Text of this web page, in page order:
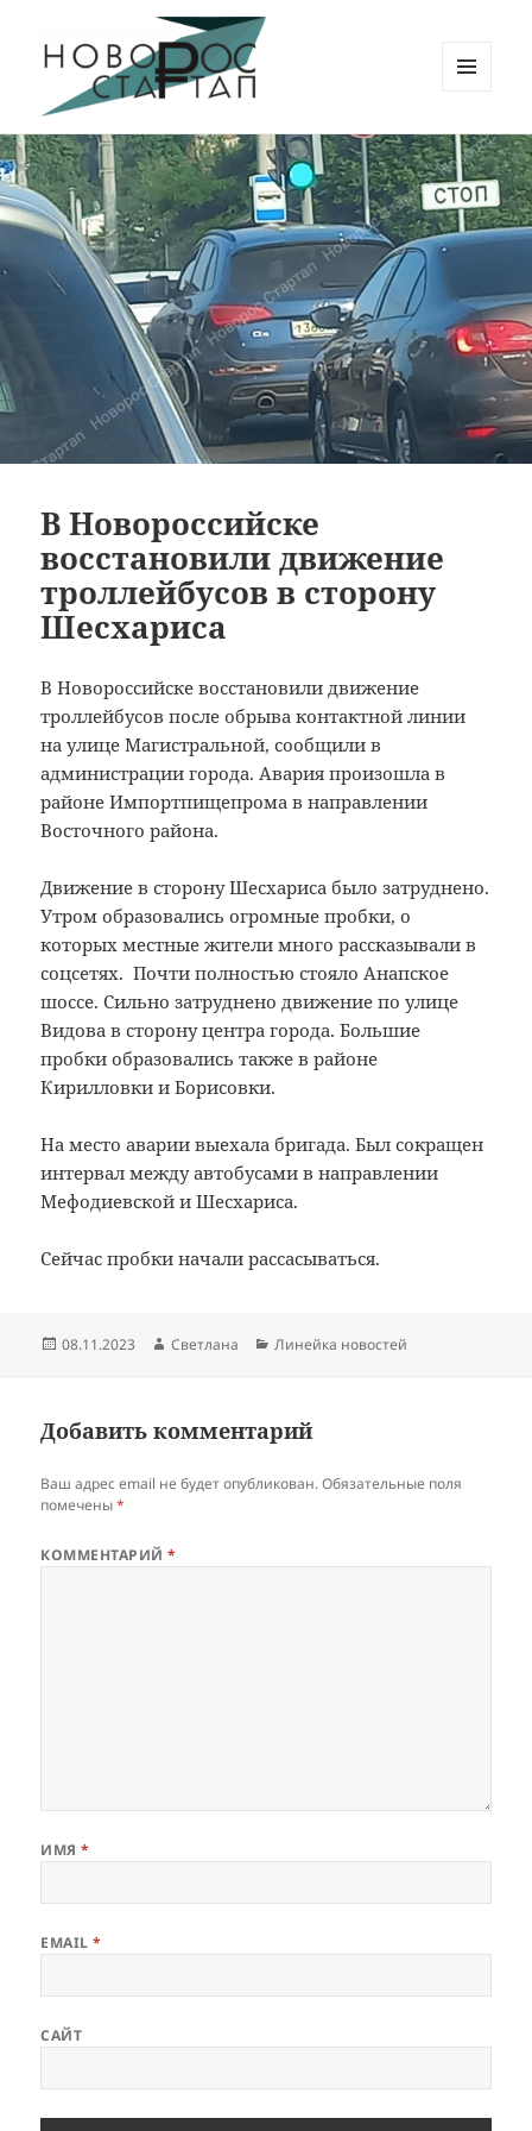
Новорос Стартап
ВИДЖЕТЫ
В Новороссийске
восстановили движение
троллейбусов в сторону
Шесхариса
В Новороссийске восстановили движение
троллейбусов после обрыва контактной линии
на улице Магистральной, сообщили в
администрации города. Авария произошла в
районе Импортпищепрома в направлении
Восточного района.
Движение в сторону Шесхариса было затруднено.
Утром образовались огромные пробки, о
которых местные жители много рассказывали в
соцсетях. Почти полностью стояло Анапское
шоссе. Сильно затруднено движение по улице
Видова в сторону центра города. Большие
пробки образовались также в районе
Кирилловки и Борисовки.
На место аварии выехала бригада. Был сокращен
интервал между автобусами в направлении
Мефодиевской и Шесхариса.
Сейчас пробки начали рассасываться.
Опубликовано
08.11.2023 Автор
Светлана Рубрики
Линейка новостей
Добавить комментарий
Ваш адрес email не будет опубликован. Обязательные поля
помечены*
КОММЕНТАРИЙ*
ИМЯ*
EMAIL*
САЙТ